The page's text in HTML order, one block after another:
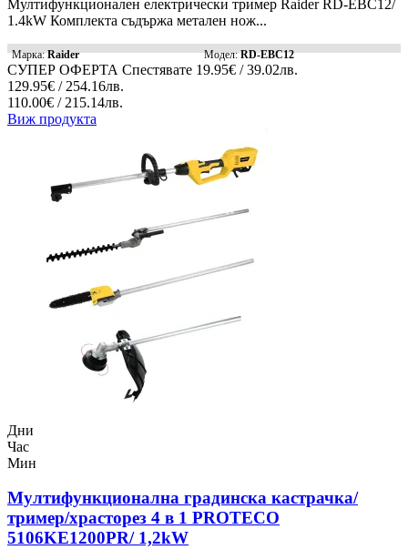
Мултифункционален електрически тример Raider RD-EBC12/
1.4kW Комплекта съдържа метален нож...
Марка:Raider Модел:RD-EBC12
СУПЕР ОФЕРТА Спестявате 19.95€ / 39.02лв.
129.95€ / 254.16лв.
110.00€ / 215.14лв.
Виж продукта
Дни
Час
Мин
Мултифункционална градинска кастрачка/
тример/храсторез 4 в 1 PROTECO
5106KE1200PR/ 1,2kW